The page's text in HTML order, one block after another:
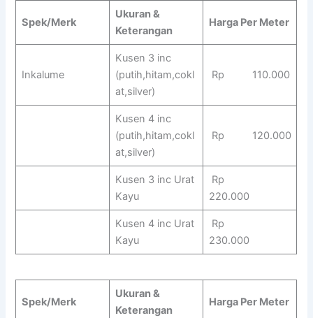
Spek/Merk
Ukuran &
Keterangan
Harga Per Meter
Inkalume
Kusen 3 inc
(putih,hitam,cokl
at,silver)
Rp 110.000
Kusen 4 inc
(putih,hitam,cokl
at,silver)
Rp 120.000
Kusen 3 inc Urat
Kayu
Rp
220.000
Kusen 4 inc Urat
Kayu
Rp
230.000
Spek/Merk
Ukuran &
Keterangan
Harga Per Meter